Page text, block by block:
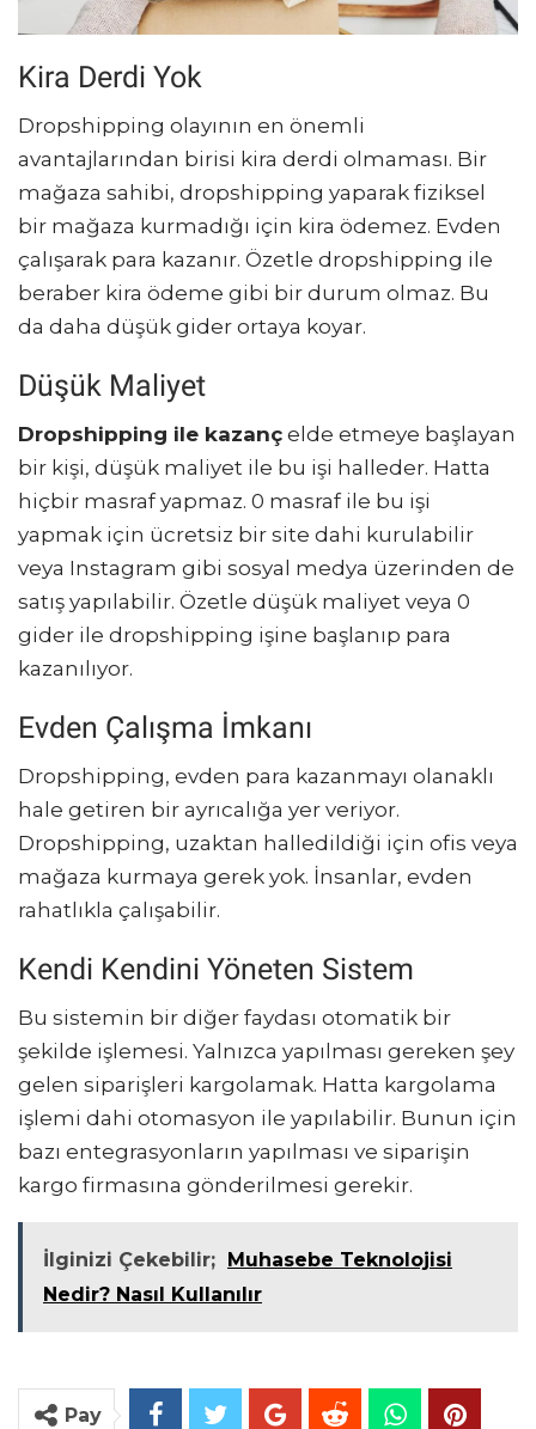
Kira Derdi Yok
Dropshipping olayının en önemli
avantajlarından birisi kira derdi olmaması. Bir
mağaza sahibi, dropshipping yaparak fiziksel
bir mağaza kurmadığı için kira ödemez. Evden
çalışarak para kazanır. Özetle dropshipping ile
beraber kira ödeme gibi bir durum olmaz. Bu
da daha düşük gider ortaya koyar.
Düşük Maliyet
Dropshipping ile kazanç elde etmeye başlayan
bir kişi, düşük maliyet ile bu işi halleder. Hatta
hiçbir masraf yapmaz. 0 masraf ile bu işi
yapmak için ücretsiz bir site dahi kurulabilir
veya Instagram gibi sosyal medya üzerinden de
satış yapılabilir. Özetle düşük maliyet veya 0
gider ile dropshipping işine başlanıp para
kazanılıyor.
Evden Çalışma İmkanı
Dropshipping, evden para kazanmayı olanaklı
hale getiren bir ayrıcalığa yer veriyor.
Dropshipping, uzaktan halledildiği için ofis veya
mağaza kurmaya gerek yok. İnsanlar, evden
rahatlıkla çalışabilir.
Kendi Kendini Yöneten Sistem
Bu sistemin bir diğer faydası otomatik bir
şekilde işlemesi. Yalnızca yapılması gereken şey
gelen siparişleri kargolamak. Hatta kargolama
işlemi dahi otomasyon ile yapılabilir. Bunun için
bazı entegrasyonların yapılması ve siparişin
kargo firmasına gönderilmesi gerekir.
İlginizi Çekebilir; Muhasebe Teknolojisi
Nedir? Nasıl Kullanılır
Pay